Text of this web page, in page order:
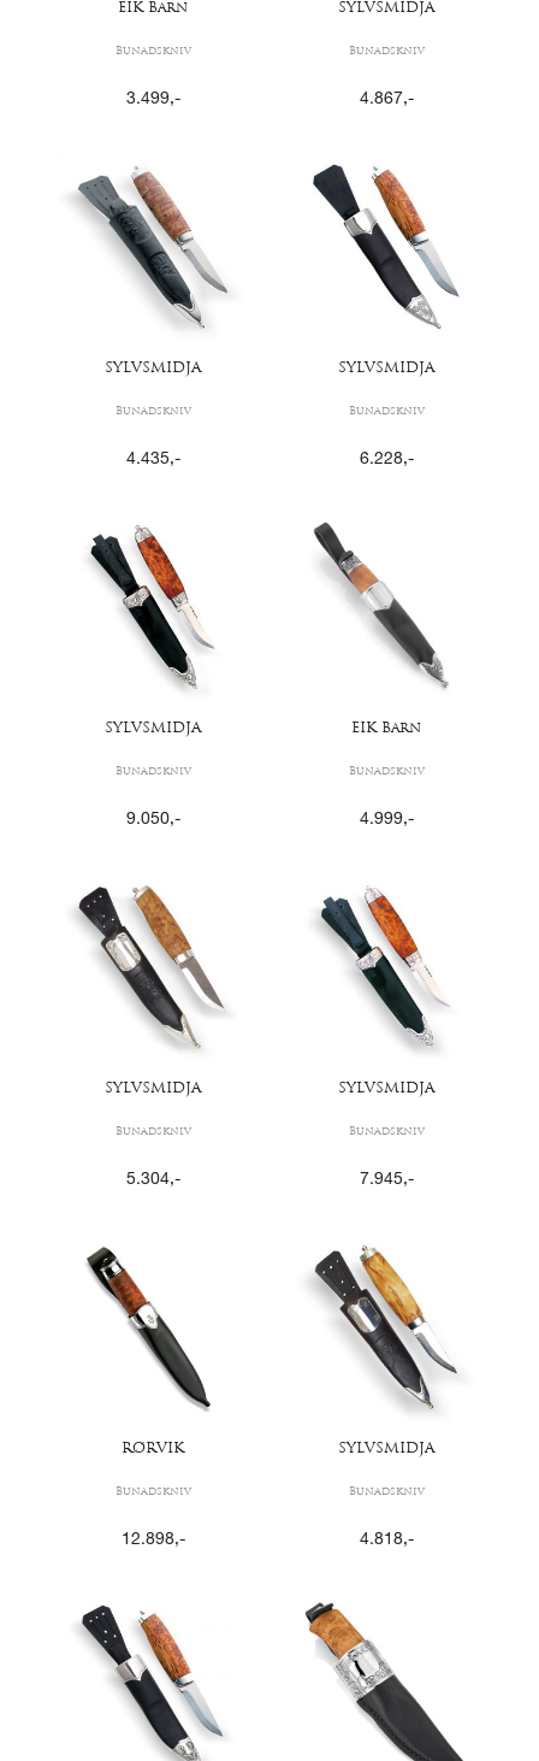
EIK Barn
Bunadskniv
3.499,-
SYLVSMIDJA
Bunadskniv
4.867 ,-
SYLVSMIDJA
Bunadskniv
4.435,-
SYLVSMIDJA
Bunadskniv
6.228,-
SYLVSMIDJA
Bunadskniv
9.050,-
EIK Barn
Bunadskniv
4.999,-
SYLVSMIDJA
Bunadskniv
5.304,-
SYLVSMIDJA
Bunadskniv
7.945,-
RØRVIK
Bunadskniv
12.898,-
SYLVSMIDJA
Bunadskniv
4.818,-